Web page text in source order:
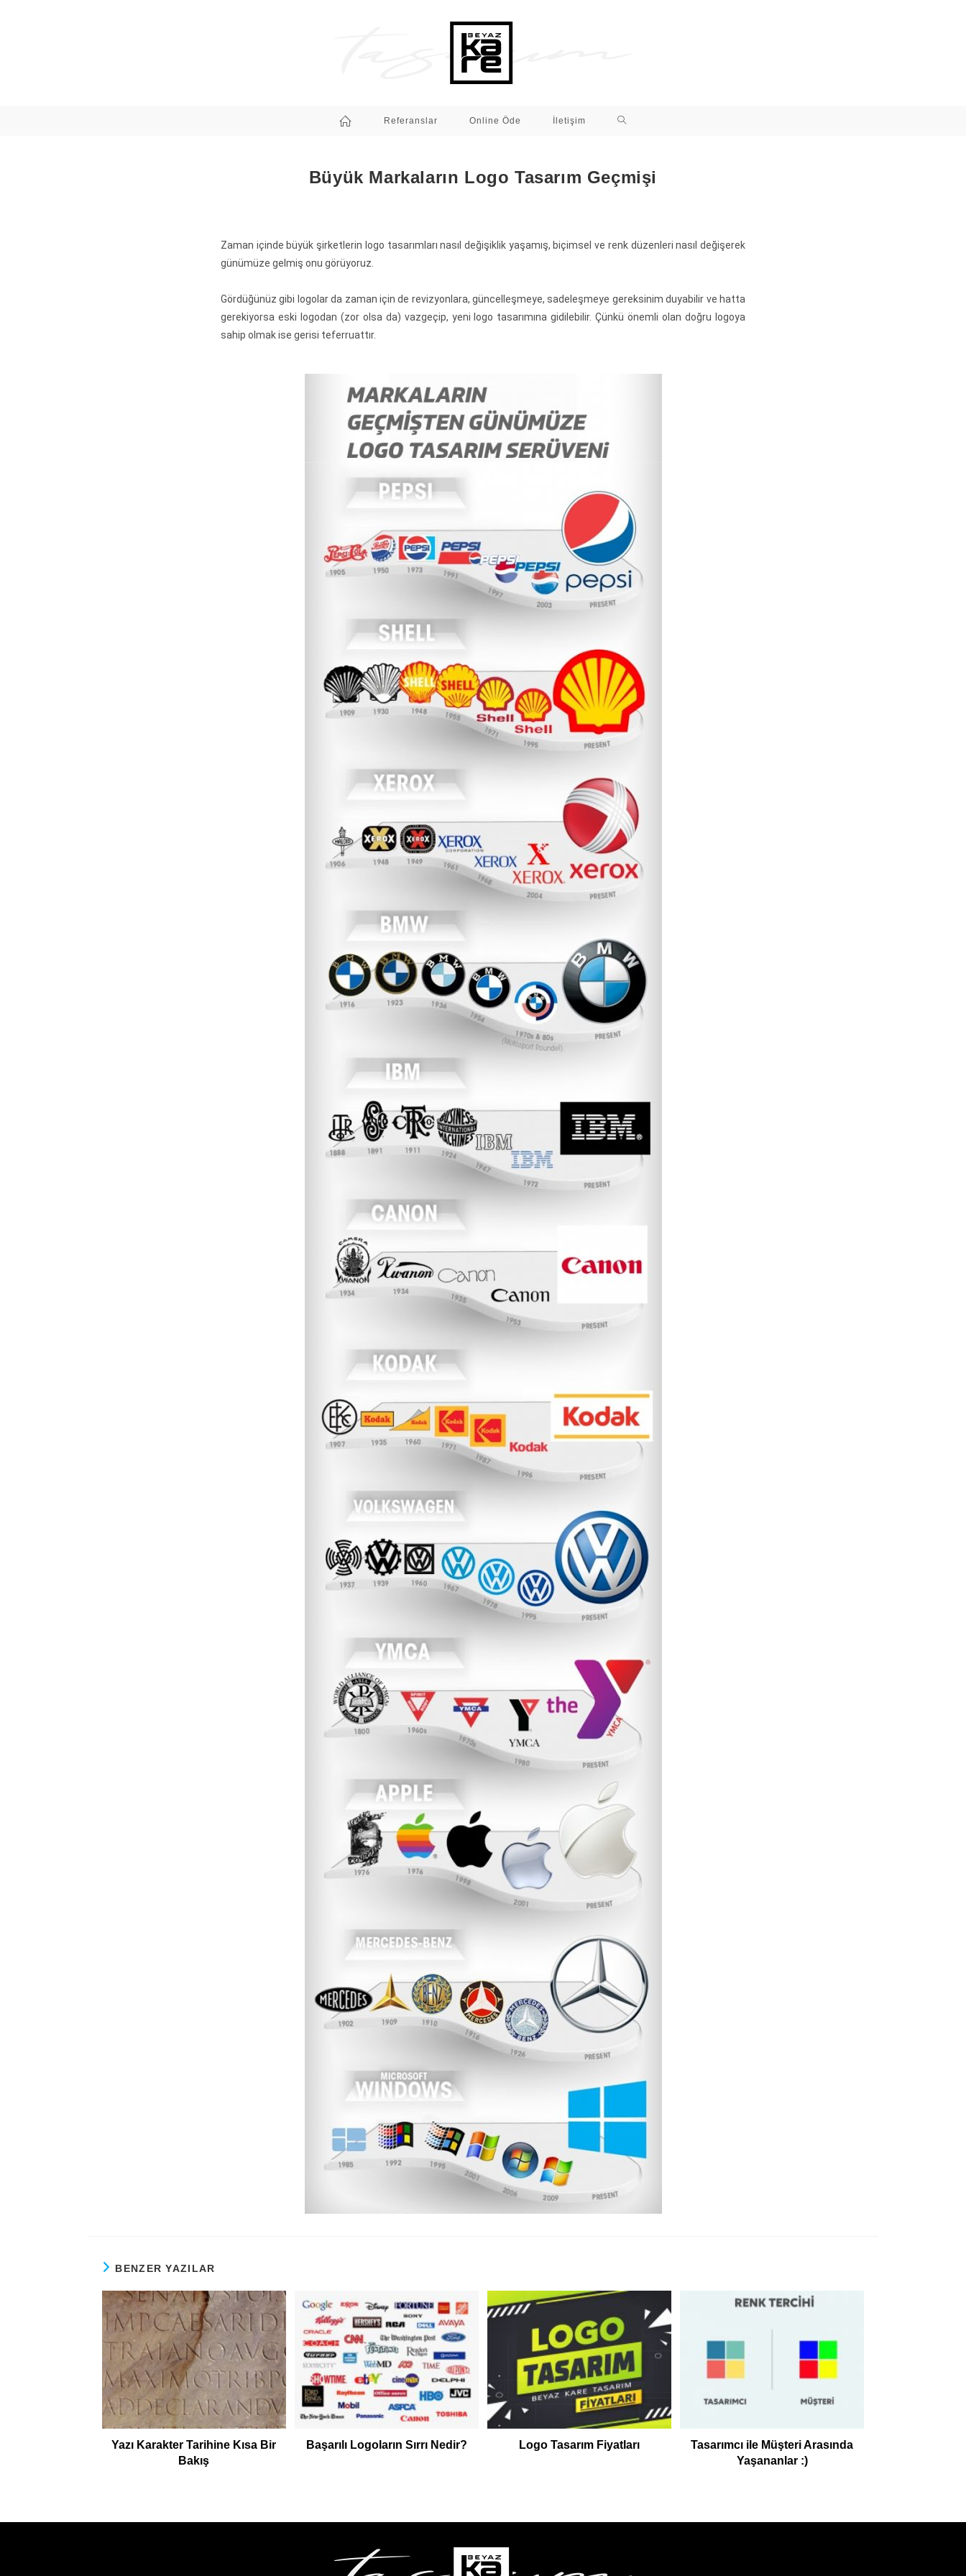
Referanslar Online Öde İletişim
Büyük Markaların Logo Tasarım Geçmişi
Zaman içinde büyük şirketlerin logo tasarımları nasıl değişiklik yaşamış, biçimsel ve renk düzenleri nasıl değişerek
günümüze gelmiş onu görüyoruz.
Gördüğünüz gibi logolar da zaman için de revizyonlara, güncelleşmeye, sadeleşmeye gereksinim duyabilir ve hatta
gerekiyorsa eski logodan (zor olsa da) vazgeçip, yeni logo tasarımına gidilebilir. Çünkü önemli olan doğru logoya
sahip olmak ise gerisi teferruattır.
BENZER YAZILAR
Yazı Karakter Tarihine Kısa Bir
Bakış
Başarılı Logoların Sırrı Nedir? Logo Tasarım Fiyatları
Tasarımcı ile Müşteri Arasında
Yaşananlar :)